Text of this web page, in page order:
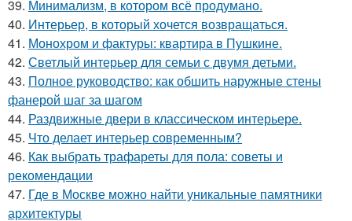
39. Минимализм, в котором всё продумано.
40. Интерьер, в который хочется возвращаться.
41. Монохром и фактуры: квартира в Пушкине.
42. Светлый интерьер для семьи с двумя детьми.
43. Полное руководство: как обшить наружные стены
фанерой шаг за шагом
44. Раздвижные двери в классическом интерьере.
45. Что делает интерьер современным?
46. Как выбрать трафареты для пола: советы и
рекомендации
47. Где в Москве можно найти уникальные памятники
архитектуры